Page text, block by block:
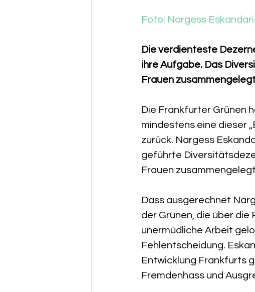
Foto: Nargess
Die verdienteste
ihre Aufgabe. Das
Frauen
Die Frankfurter Grünen
mindestens eine dieser
zurück. Nargess
geführte
Frauen
Dass ausgerechnet
der Grünen, die über
unermüdliche Arbeit
Fehlentscheidung.
Entwicklung Frankfurts
Fremdenhass und